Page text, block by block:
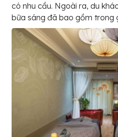
có nhu cầu. Ngoài ra, du
bữa sáng đã bao gồm trong